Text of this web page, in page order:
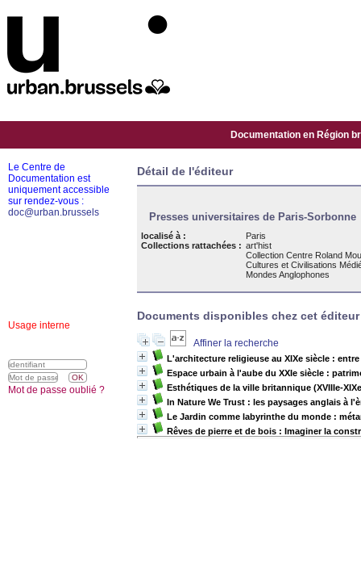
Documentation en Région
Détail de l'éditeur
Presses universitaires de Paris-Sorbonne
localisé à :
Paris
Collections rattachées : art'hist
Collection Centre Roland
Cultures et Civilisations
Mondes Anglophones
Documents disponibles chez cet éditeur
Affiner la recherche
L'architecture religieuse au XIXe siècle :
Espace urbain à l'aube du XXIe siècle :
Esthétiques de la ville britannique (XVIIIe-
In Nature We Trust : les paysages anglais à
Le Jardin comme labyrinthe du monde :
Rêves de pierre et de bois : Imaginer la
Le Centre de
Documentation est
uniquement accessible
sur rendez-vous :
doc@urban.brussels
Usage interne
Mot de passe oublié ?